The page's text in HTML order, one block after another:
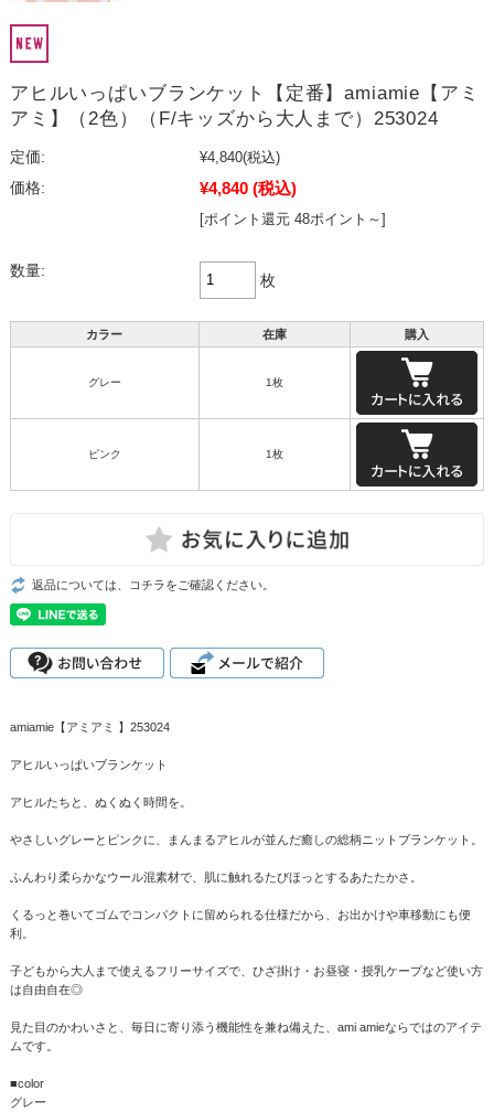
アヒルいっぱいブランケット【定番】amiamie【アミ
アミ】（2色）（F/キッズから大人まで）253024
定価: ¥4,840(税込)
価格:
¥4,840 (税込)
[ポイント還元 48ポイント～]
数量:
枚
カラー 在庫 購入
グレー 1枚
ピンク 1枚
返品については、コチラをご確認ください。
amiamie【アミアミ 】253024
アヒルいっぱいブランケット
アヒルたちと、ぬくぬく時間を。
やさしいグレーとピンクに、まんまるアヒルが並んだ癒しの総柄ニットブランケット。
ふんわり柔らかなウール混素材で、肌に触れるたびほっとするあたたかさ。
くるっと巻いてゴムでコンパクトに留められる仕様だから、お出かけや車移動にも便
利。
子どもから大人まで使えるフリーサイズで、ひざ掛け・お昼寝・授乳ケープなど使い方
は自由自在◎
見た目のかわいさと、毎日に寄り添う機能性を兼ね備えた、ami amieならではのアイテ
ムです。
■color
グレー